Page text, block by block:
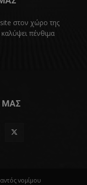
στον χώρο της
πένθιμα
ΜΑΣ
νομίμου